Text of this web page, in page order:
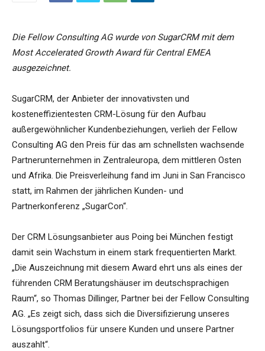
Die Fellow Consulting AG wurde von SugarCRM mit dem
Most Accelerated Growth Award für Central EMEA
ausgezeichnet.
SugarCRM, der Anbieter der innovativsten und
kosteneffizientesten CRM-Lösung für den Aufbau
außergewöhnlicher Kundenbeziehungen, verlieh der Fellow
Consulting AG den Preis für das am schnellsten wachsende
Partnerunternehmen in Zentraleuropa, dem mittleren Osten
und Afrika. Die Preisverleihung fand im Juni in San Francisco
statt, im Rahmen der jährlichen Kunden- und
Partnerkonferenz „SugarCon“.
Der CRM Lösungsanbieter aus Poing bei München festigt
damit sein Wachstum in einem stark frequentierten Markt.
„Die Auszeichnung mit diesem Award ehrt uns als eines der
führenden CRM Beratungshäuser im deutschsprachigen
Raum“, so Thomas Dillinger, Partner bei der Fellow Consulting
AG. „Es zeigt sich, dass sich die Diversifizierung unseres
Lösungsportfolios für unsere Kunden und unsere Partner
auszahlt“.